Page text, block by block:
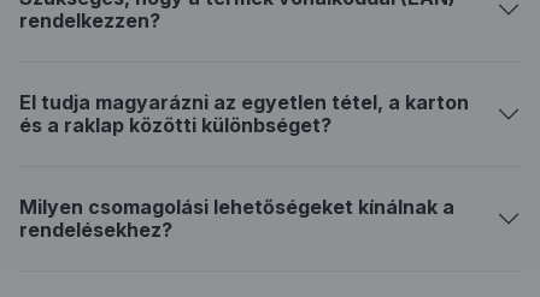
rendelkezzen?
El tudja magyarázni az egyetlen tétel, a karton
és a raklap közötti különbséget?
Milyen csomagolási lehetőségeket kínálnak a
rendelésekhez?